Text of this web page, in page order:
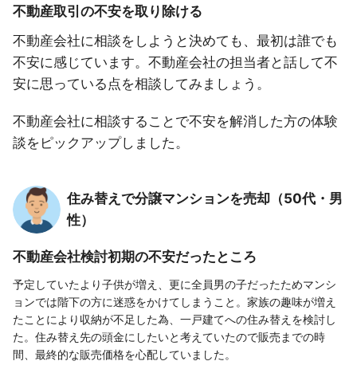
不動産取引の不安を取り除ける
不動産会社に相談をしようと決めても、最初は誰でも
不安に感じています。不動産会社の担当者と話して不
安に思っている点を相談してみましょう。
不動産会社に相談することで不安を解消した方の体験
談をピックアップしました。
住み替えで分譲マンションを売却（50代・男
性）
不動産会社検討初期の不安だったところ
予定していたより子供が増え、更に全員男の子だったためマンシ
ョンでは階下の方に迷惑をかけてしまうこと。家族の趣味が増え
たことにより収納が不足した為、一戸建てへの住み替えを検討し
た。住み替え先の頭金にしたいと考えていたので販売までの時
間、最終的な販売価格を心配していました。